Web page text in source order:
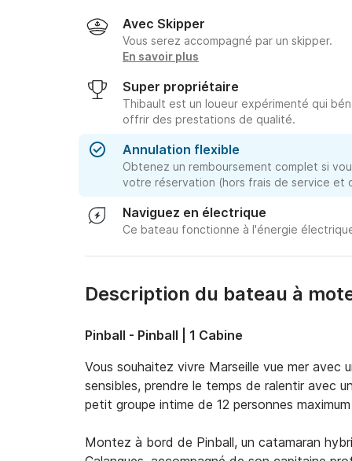
Avec Skipper
Vous serez accompagné par un skipper.
En savoir plus
Super propriétaire
Thibault est un loueur expérimenté qui
offrir des prestations de qualité.
Annulation flexible
Obtenez un remboursement complet si
votre réservation (hors frais de service et
Naviguez en électrique
Ce bateau fonctionne à l'énergie
Description du bateau à
Pinball - Pinball | 1 Cabine
Vous souhaitez vivre Marseille vue mer avec
sensibles, prendre le temps de ralentir avec
petit groupe intime de 12 personnes maximum
Montez à bord de Pinball, un catamaran